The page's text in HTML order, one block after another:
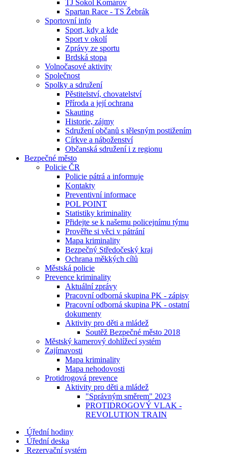
TJ Sokol Komárov
Spartan Race - TS Žebrák
Sportovní info
Sport, kdy a kde
Sport v okolí
Zprávy ze sportu
Brdská stopa
Volnočasové aktivity
Společnost
Spolky a sdružení
Pěstitelství, chovatelství
Příroda a její ochrana
Skauting
Historie, zájmy
Sdružení občanů s tělesným postižením
Církve a náboženství
Občanská sdružení i z regionu
Bezpečné město
Policie ČR
Policie pátrá a informuje
Kontakty
Preventivní informace
POL POINT
Statistiky kriminality
Přidejte se k našemu policejnímu týmu
Prověřte si věci v pátrání
Mapa kriminality
Bezpečný Středočeský kraj
Ochrana měkkých cílů
Městská policie
Prevence kriminality
Aktuální zprávy
Pracovní odborná skupina PK - zápisy
Pracovní odborná skupina PK - ostatní
dokumenty
Aktivity pro děti a mládež
Soutěž Bezpečné město 2018
Městský kamerový dohlížecí systém
Zajímavosti
Mapa kriminality
Mapa nehodovosti
Protidrogová prevence
Aktivity pro děti a mládež
"Správným směrem" 2023
PROTIDROGOVÝ VLAK -
REVOLUTION TRAIN
Úřední hodiny
Úřední deska
Rezervační systém